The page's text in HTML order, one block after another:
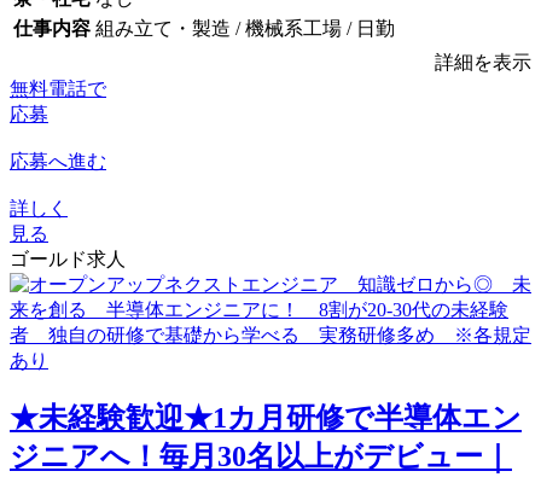
仕事内容 組み立て・製造 / 機械系工場 / 日勤
詳細を表示
無料電話で
応募
応募へ進む
詳しく
見る
ゴールド求人
★未経験歓迎★1カ月研修で半導体エン
ジニアへ！毎月30名以上がデビュー｜